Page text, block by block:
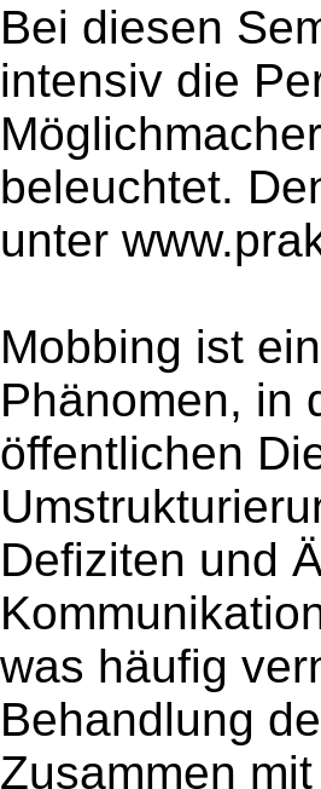
Bei diesen
intensiv die
beleuchtet.
unter
Mobbing ist
Phänomen, in
öffentlichen
Defiziten und
was häufig
Behandlung
Zusammen